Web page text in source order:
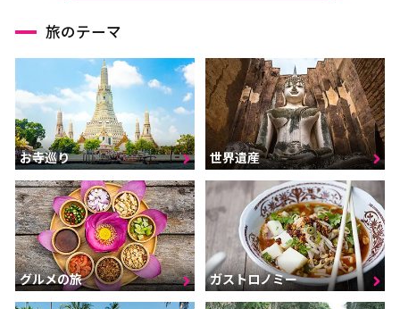
スパンブリー
プーケット
サムイ島（スラーターニ
ー）
クラビ
ランタ島（クラビ）
トラン
パンガー
カオラック（パンガー）
チュンポーン
ナラーティワート
ナコーンシータマラート
パッターニー
パッタルン
ラノーン
サトゥーン
旅のテーマ
お寺巡り 世界遺産
グルメの旅 ガストロノミー